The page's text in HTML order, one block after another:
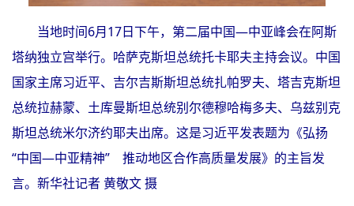
当地时间6月17日下午，第二届中国—中亚峰会在阿斯
塔纳独立宫举行。哈萨克斯坦总统托卡耶夫主持会议。中国
国家主席习近平、吉尔吉斯斯坦总统扎帕罗夫、塔吉克斯坦
总统拉赫蒙、土库曼斯坦总统别尔德穆哈梅多夫、乌兹别克
斯坦总统米尔济约耶夫出席。这是习近平发表题为《弘扬
“中国—中亚精神” 推动地区合作高质量发展》的主旨发
言。新华社记者 黄敬文 摄